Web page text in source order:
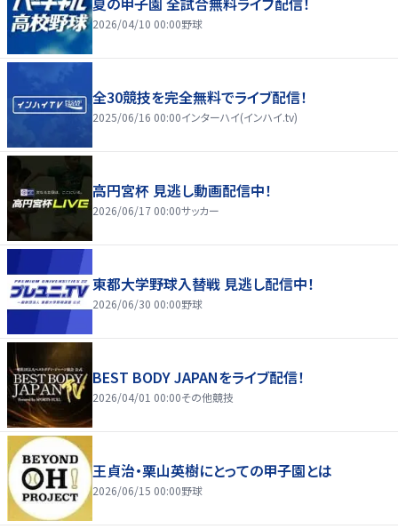
2026/04/10 00:00野球
全30競技を完全無料でライブ配信！
2025/06/16 00:00インターハイ(インハイ.tv)
高円宮杯 見逃し動画配信中！
2026/06/17 00:00サッカー
東都大学野球入替戦 見逃し配信中！
2026/06/30 00:00野球
BEST BODY JAPANをライブ配信！
2026/04/01 00:00その他競技
王貞治・栗山英樹にとっての甲子園とは
2026/06/15 00:00野球